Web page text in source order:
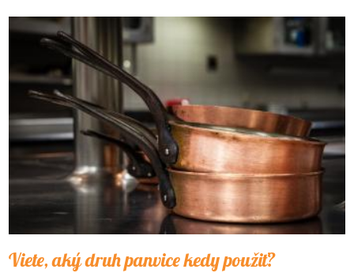
Viete, aký druh panvice kedy použiť?